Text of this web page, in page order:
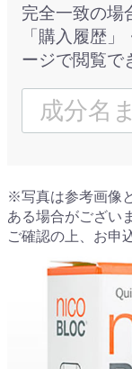
完全一致の場
「購入履歴
ージで閲覧で
※写真は参考画像
ある場合がござい
ご確認の上、お申